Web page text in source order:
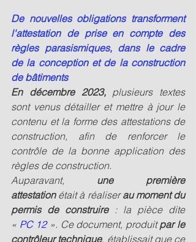
De nouvelles obligations transforment
l'attestation de prise en compte des
règles parasismiques, dans le cadre
de la conception et de la construction
de bâtiments
En décembre 2023, plusieurs textes
sont venus détailler et mettre à jour le
contenu et la forme des attestations de
construction, afin de renforcer le
contrôle de la bonne application des
règles de construction.
Auparavant, une première
attestation était à réaliser au moment du
permis de construire : la pièce dite
« PC 12 ». Ce document, produit par le
contrôleur technique, établissait que ce